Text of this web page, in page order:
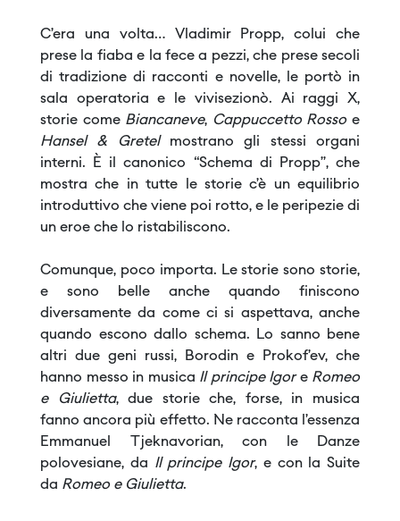
C’era una volta… Vladimir Propp, colui che
prese la fiaba e la fece a pezzi, che prese secoli
di tradizione di racconti e novelle, le portò in
sala operatoria e le vivisezionò. Ai raggi X,
storie come Biancaneve, Cappuccetto Rossoe
Hansel & Gretel mostrano gli stessi organi
interni. È il canonico “Schema di Propp”, che
mostra che in tutte le storie c’è un equilibrio
introduttivo che viene poi rotto, e le peripezie di
un eroe che lo ristabiliscono.
Comunque, poco importa. Le storie sono storie,
e sono belle anche quando finiscono
diversamente da come ci si aspettava, anche
quando escono dallo schema. Lo sanno bene
altri due geni russi, Borodin e Prokof’ev, che
hanno messo in musica Il principe Igore Romeo
e Giulietta, due storie che, forse, in musica
fanno ancora più effetto. Ne racconta l’essenza
Emmanuel Tjeknavorian, con le Danze
polovesiane, da Il principe Igor, e con la Suite
da Romeo e Giulietta.